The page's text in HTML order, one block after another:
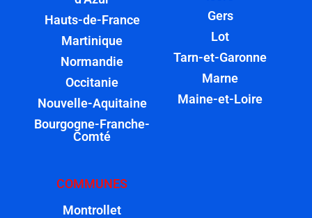
Hauts-de-France
Martinique
Normandie
Occitanie
Nouvelle-Aquitaine
Bourgogne-Franche-
Comté
Gers
Lot
Tarn-et-Garonne
Marne
Maine-et-Loire
COMMUNES
Montrollet